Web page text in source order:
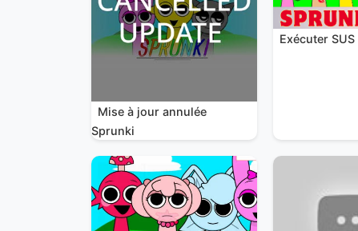
Mise à jour annulée
Sprunki
Exécuter SUS